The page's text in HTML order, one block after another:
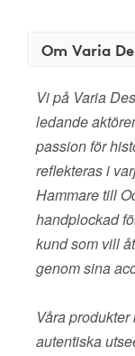
Om Varia
Vi på Varia
ledande
passion för
reflekteras i
Hammare till
handplockad
kund som vill
genom sina
Våra
autentiska